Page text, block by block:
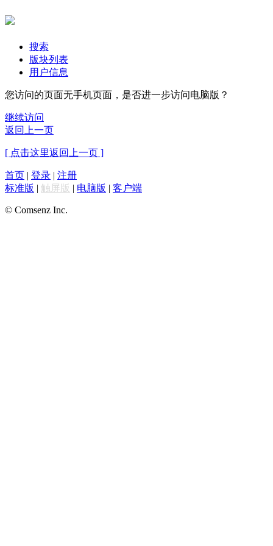
搜索
版块列表
用户信息
您访问的页面无手机页面，是否进一步访问电脑版？
继续访问
返回上一页
[ 点击这里返回上一页 ]
首页 | 登录 | 注册
标准版 | 触屏版 | 电脑版 | 客户端
© Comsenz Inc.